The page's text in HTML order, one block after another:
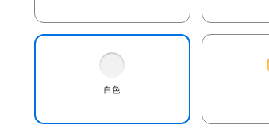
白色